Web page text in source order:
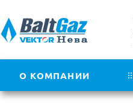
О КОМПАНИИ